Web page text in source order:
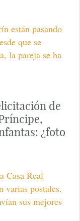
están pasando
que se
la pareja se ha
de
¿foto
Casa Real
varias postales.
sus mejores